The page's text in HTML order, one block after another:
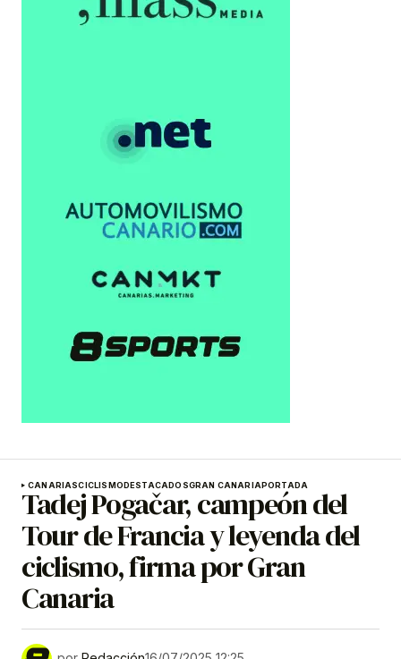
CANARIASCICLISMODESTACADOSGRAN CANARIAPORTADA
Tadej Pogačar, campeón del
Tour de Francia y leyenda del
ciclismo, firma por Gran
Canaria